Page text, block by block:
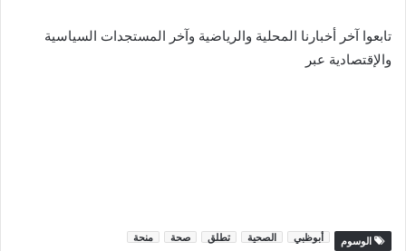
تابعوا آخر أخبارنا المحلية والرياضية وآخر المستجدات السياسية
والإقتصادية عبر
الوسوم أبوظبي الصحية تطلق صحة منحة